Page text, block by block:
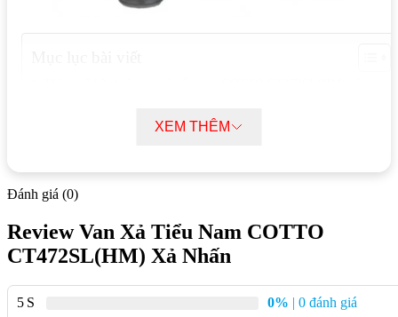
Tính năng nổi bật van xả tiểu nam COTTO CT472SL(HM) xả nhấn
COTTO CT472SL(HM) xả nhấn
XEM THÊM
Đánh giá (0)
Review Van Xả Tiểu Nam COTTO
CT472SL(HM) Xả Nhấn
5 0% | 0 đánh giá